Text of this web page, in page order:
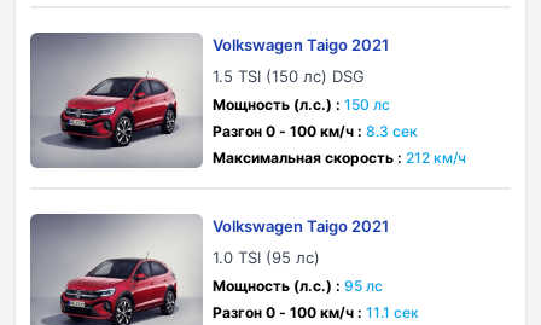
Volkswagen Taigo 2021
1.5 TSI (150 лс) DSG
Мощность (л.с.) : 150 лс
Разгон 0 - 100 км/ч : 8.3 сек
Максимальная скорость : 212 км/ч
Volkswagen Taigo 2021
1.0 TSI (95 лс)
Мощность (л.с.) : 95 лс
Разгон 0 - 100 км/ч : 11.1 сек